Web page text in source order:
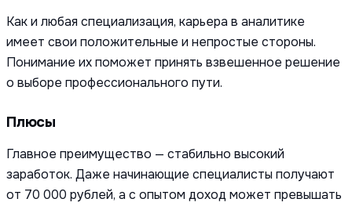
Как и любая специализация, карьера в аналитике
имеет свои положительные и непростые стороны.
Понимание их поможет принять взвешенное решение
о выборе профессионального пути.
Плюсы
Главное преимущество — стабильно высокий
заработок. Даже начинающие специалисты получают
от 70 000 рублей, а с опытом доход может превышать